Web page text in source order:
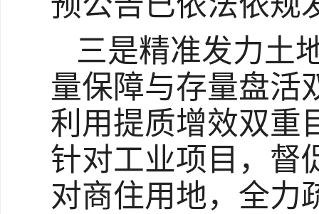
三是精准发力土
量保障与存量盘活
利用提质增效双重
针对工业项目，督
对商住用地，全力